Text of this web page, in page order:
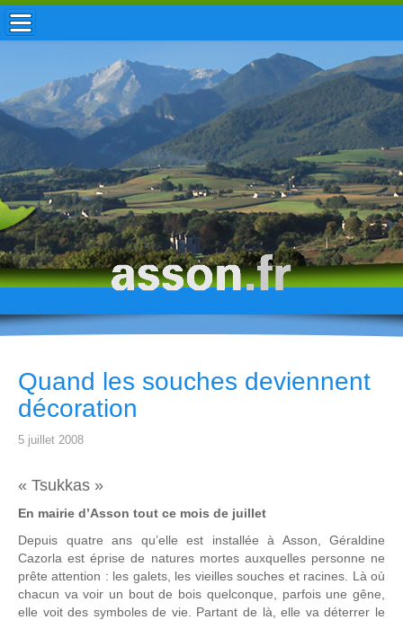
ACCUEIL / INFOS
MUNICIPALITÉ
VIE LOCALE
ENFANCE
TOURISME
HISTOIRE
Quand les souches deviennent
décoration
5 juillet 2008
« Tsukkas »
En mairie d’Asson tout ce mois de juillet
Depuis quatre ans qu’elle est installée à Asson, Géraldine
Cazorla est éprise de natures mortes auxquelles personne ne
prête attention : les galets, les vieilles souches et racines. Là où
chacun va voir un bout de bois quelconque, parfois une gêne,
elle voit des symboles de vie. Partant de là, elle va déterrer le